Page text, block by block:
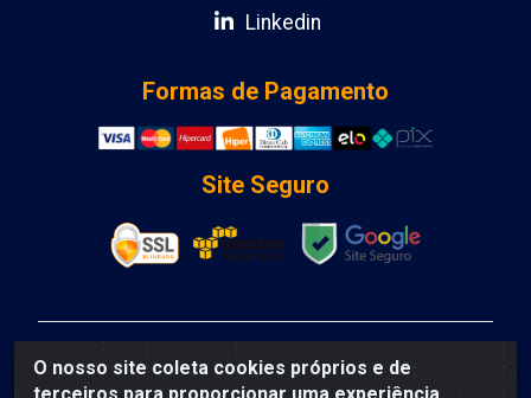
O nosso site coleta cookies próprios e de
Linkedin
Formas de Pagamento
Site Seguro
DCA DISTRIBUIDORA DE COSMETICOS LTDA - AV
DEPUTADO LUIS EDUARDO MAGALHAES, Humildes,